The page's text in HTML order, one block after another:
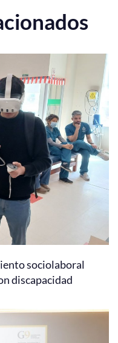
sociolaboral
discapacidad